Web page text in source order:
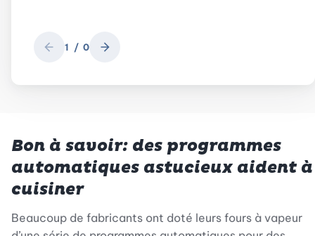
Retour
1 / 0 Suivant
Bon à savoir: des programmes
automatiques astucieux aident à
cuisiner
Beaucoup de fabricants ont doté leurs fours à vapeur